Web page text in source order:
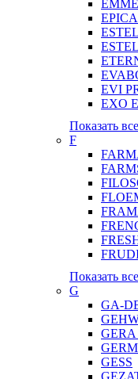
EVI
EXO
Показать все
F
Показать все
G
GA-
GERA
GESS